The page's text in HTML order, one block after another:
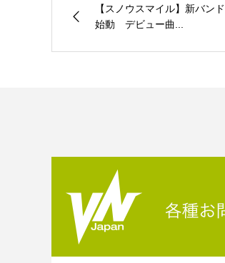
【スノウスマイル】新バン
始動 デビュー曲...